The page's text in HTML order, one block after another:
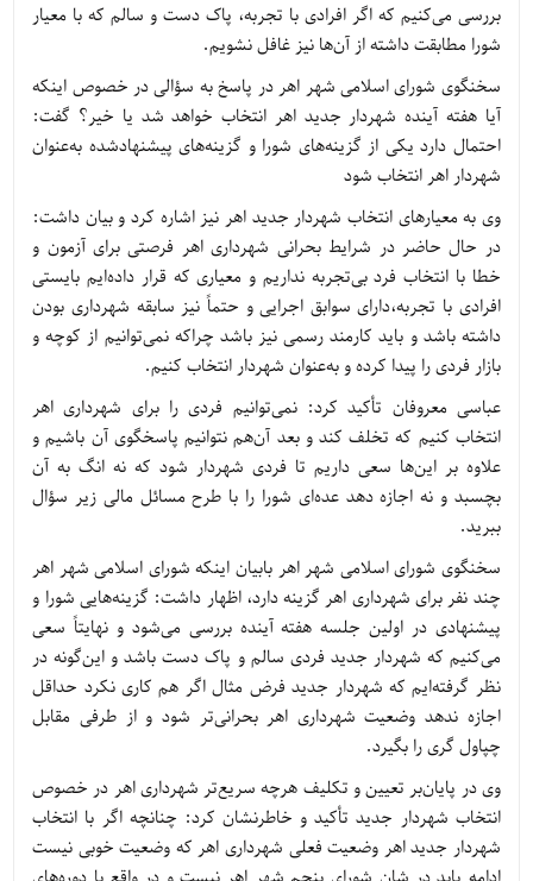
بررسی می‌کنیم که اگر افرادی با تجربه، پاک دست و سالم که با معیار
شورا مطابقت داشته از آن‌ها نیز غافل نشویم.
سخنگوی شورای اسلامی شهر اهر در پاسخ به سؤالی در خصوص اینکه
آیا هفته آینده شهردار جدید اهر انتخاب خواهد شد یا خیر؟ گفت:
احتمال دارد یکی از گزینه‌های شورا و گزینه‌های پیشنهادشده به‌عنوان
شهردار اهر انتخاب شود
وی به معیارهای انتخاب شهردار جدید اهر نیز اشاره کرد و بیان داشت:
در حال حاضر در شرایط بحرانی شهرداری اهر فرصتی برای آزمون و
خطا با انتخاب فرد بی‌تجربه نداریم و معیاری که قرار داده‌ایم بایستی
افرادی با تجربه،دارای سوابق اجرایی و حتماً نیز سابقه شهرداری بودن
داشته باشد و باید کارمند رسمی نیز باشد چراکه نمی‌توانیم از کوچه و
بازار فردی را پیدا کرده و به‌عنوان شهردار انتخاب کنیم.
عباسی معروفان تأکید کرد: نمی‌توانیم فردی را برای شهرداری اهر
انتخاب کنیم که تخلف کند و بعد آن‌هم نتوانیم پاسخگوی آن باشیم و
علاوه بر این‌ها سعی داریم تا فردی شهردار شود که نه انگ به آن
بچسبد و نه اجازه دهد عده‌ای شورا را با طرح مسائل مالی زیر سؤال
ببرید.
سخنگوی شورای اسلامی شهر اهر بابیان اینکه شورای اسلامی شهر اهر
چند نفر برای شهرداری اهر گزینه دارد، اظهار داشت: گزینه‌هایی شورا و
پیشنهادی در اولین جلسه هفته آینده بررسی می‌شود و نهایتاً سعی
می‌کنیم که شهردار جدید فردی سالم و پاک دست باشد و این‌گونه در
نظر گرفته‌ایم که شهردار جدید فرض مثال اگر هم کاری نکرد حداقل
اجازه ندهد وضعیت شهرداری اهر بحرانی‌تر شود و از طرفی مقابل
چپاول گری را بگیرد.
وی در پایان‌بر تعیین و تکلیف هرچه سریع‌تر شهرداری اهر در خصوص
انتخاب شهردار جدید تأکید و خاطرنشان کرد: چنانچه اگر با انتخاب
شهردار جدید اهر وضعیت فعلی شهرداری اهر که وضعیت خوبی نیست